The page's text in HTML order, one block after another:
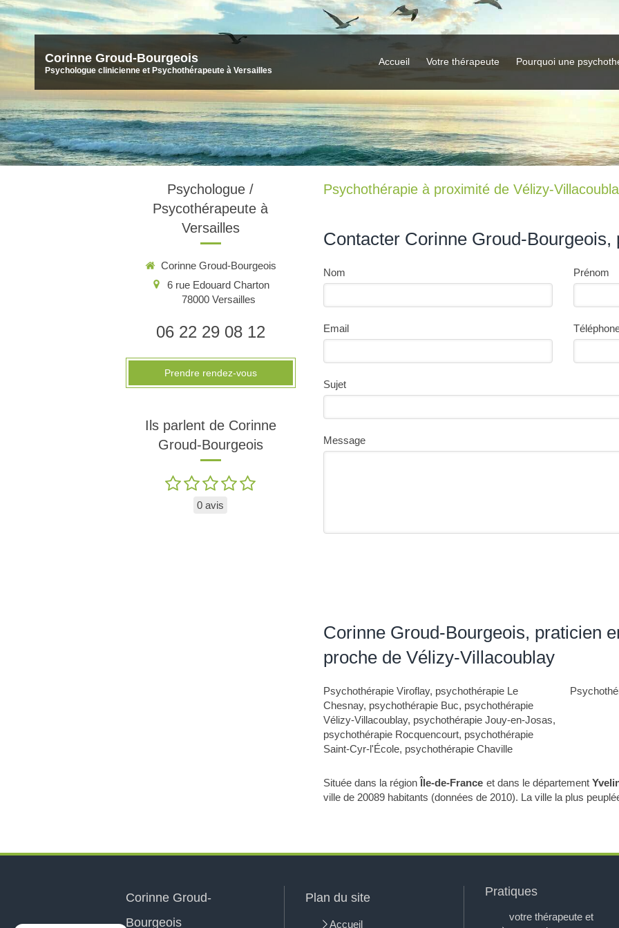
Accueil Votre thérapeute Pourquoi une
Corinne Groud-Bourgeois
Psychologue clinicienne et Psychothérapeute à Versailles
Psychothérapie à proximité de Vélizy-
Contacter Corinne Groud-Bourgeois,
Nom Prénom
Email
Sujet
Message
Corinne Groud-Bourgeois, praticien
proche de Vélizy-Villacoublay
Psychothérapie Viroflay, psychothérapie Le
Chesnay, psychothérapie Buc, psychothérapie
Vélizy-Villacoublay, psychothérapie Jouy-en-Josas,
psychothérapie Rocquencourt, psychothérapie
Saint-Cyr-l'École, psychothérapie Chaville
Située dans la région Île-de-France et dans le département
ville de 20089 habitants (données de 2010). La ville la plus
Psychologue /
Psycothérapeute à
Versailles
Corinne Groud-Bourgeois
6 rue Edouard Charton
78000 Versailles
06 22 29 08 12
Prendre rendez-vous
Ils parlent de Corinne
Groud-Bourgeois
0 avis
Corinne Groud-
Bourgeois
Plan du site
Accueil
Pratiques
votre thérapeute et